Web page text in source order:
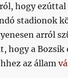
hogy ezúttal
stadionok
arról
hogy a Bozsik
az állam